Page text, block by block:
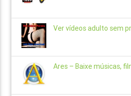
Ver vídeos adulto sem
Ares – Baixe músicas,